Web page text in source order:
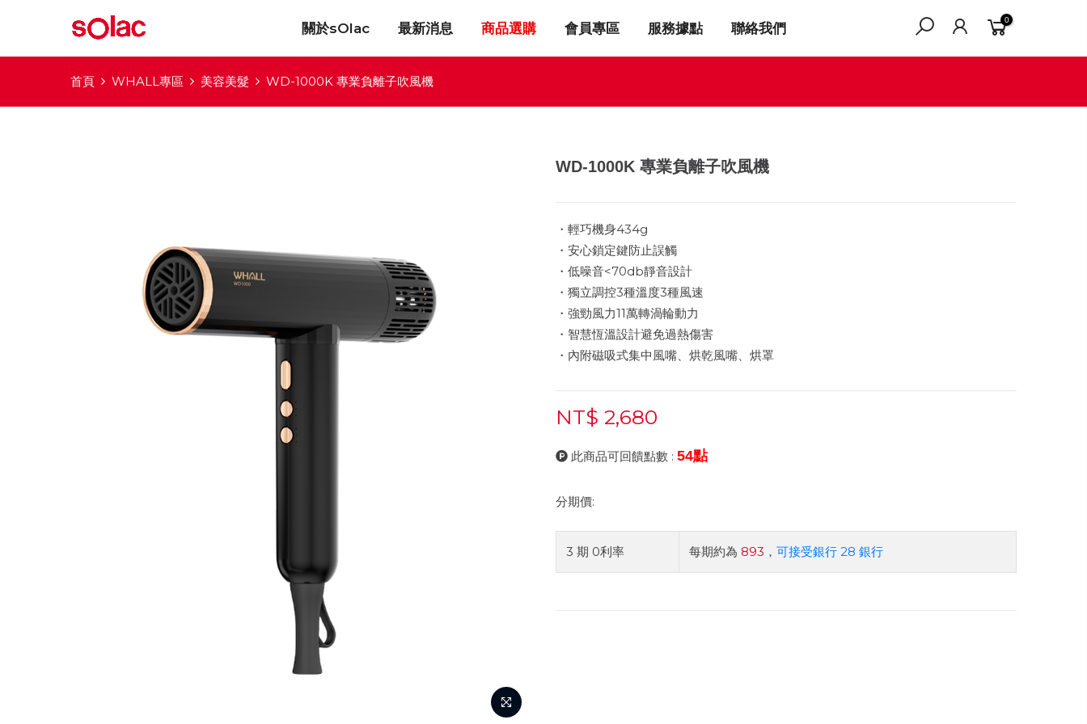
關於sOlac 最新消息 商品選購 會員專區 服務據點 聯絡我們 0
首頁 WHALL專區 美容美髮 WD-1000K 專業負離子吹風機
WD-1000K 專業負離子吹風機
・輕巧機身434g
・安心鎖定鍵防止誤觸
・低噪音<70db靜音設計
・獨立調控3種溫度3種風速
・強勁風力11萬轉渦輪動力
・智慧恆溫設計避免過熱傷害
・內附磁吸式集中風嘴、烘乾風嘴、烘罩
NT$ 2,680
此商品可回饋點數 : 54點
分期價:
3 期 0利率 每期約為 893 ， 可接受銀行 28 銀行